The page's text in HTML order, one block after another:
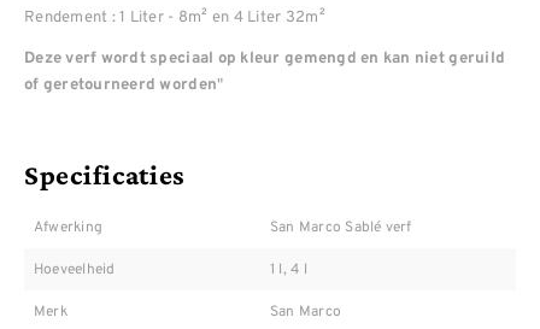
Rendement : 1 Liter - 8m² en 4 Liter 32m²
Deze verf wordt speciaal op kleur gemengd en kan niet geruild
of geretourneerd worden"
Specificaties
Afwerking San Marco Sablé verf
Hoeveelheid 1 l, 4 l
Merk San Marco